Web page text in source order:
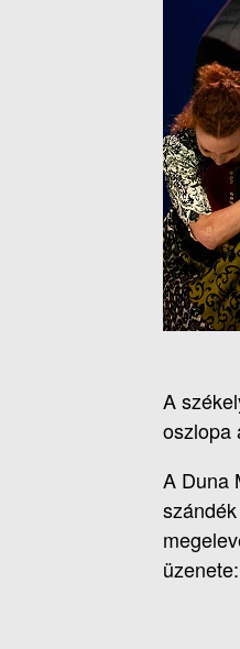
A
oszlopa
A Duna